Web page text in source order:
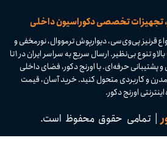
تجهیزات تخصصی دکوراسیون داخلی
قرنیز پی‌وی‌سی، دیوارپوش ترمووال، نورمخفی و
ابزارهای دکوراسیون داخلی با کیفیت بالا و تنوع بی‌نظیر. ارسال سریع به سراسر ایران در ۱ تا
و پشتیبانی حرفه‌ای. با اورنج دکور، فضای داخلی
و کاربردی متحول کنید. خرید آسان، قیمت
اورنج دکور.​​​​​​​
| تمامی حقوق محفوظ است.​​​​​​​